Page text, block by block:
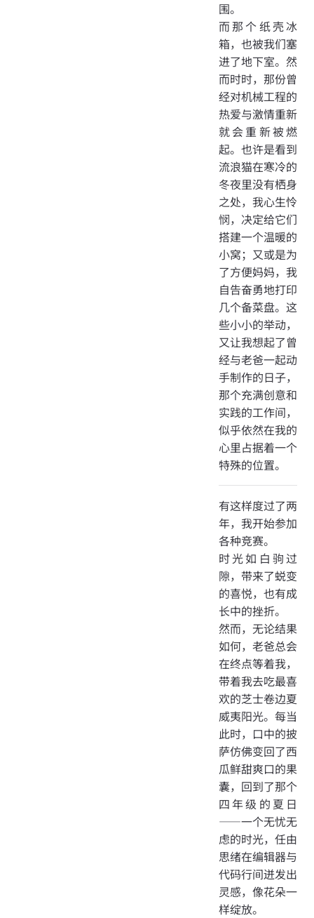
围。
而那个纸壳冰
箱，也被我们塞
进了地下室。然
而时时，那份曾
经对机械工程的
热爱与激情重新
就会重新被燃
起。也许是看到
流浪猫在寒冷的
冬夜里没有栖身
之处，我心生怜
悯，决定给它们
搭建一个温暖的
小窝；又或是为
了方便妈妈，我
自告奋勇地打印
几个备菜盘。这
些小小的举动，
又让我想起了曾
经与老爸一起动
手制作的日子，
那个充满创意和
实践的工作间，
似乎依然在我的
心里占据着一个
特殊的位置。
有这样度过了两
年，我开始参加
各种竞赛。
时光如白驹过
隙，带来了蜕变
的喜悦，也有成
长中的挫折。
然而，无论结果
如何，老爸总会
在终点等着我，
带着我去吃最喜
欢的芝士卷边夏
威夷阳光。每当
此时，口中的披
萨仿佛变回了西
瓜鲜甜爽口的果
囊，回到了那个
四年级的夏日
——一个无忧无
虑的时光，任由
思绪在编辑器与
代码行间迸发出
灵感，像花朵一
样绽放。